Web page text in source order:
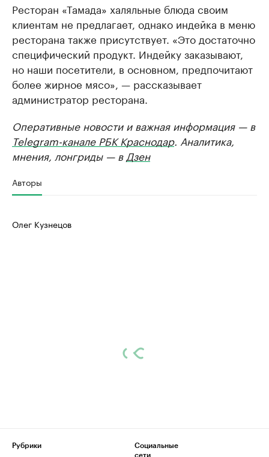
Ресторан «Тамада» халяльные блюда своим
клиентам не предлагает, однако индейка в меню
ресторана также присутствует. «Это достаточно
специфический продукт. Индейку заказывают,
но наши посетители, в основном, предпочитают
более жирное мясо», — рассказывает
администратор ресторана.
Оперативные новости и важная информация — в
Telegram-канале РБК Краснодар. Аналитика,
мнения, лонгриды — в Дзен
Авторы
Олег Кузнецов
Рубрики
Социальные
сети